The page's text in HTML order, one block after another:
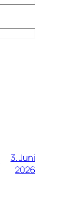
3. Juni
2026